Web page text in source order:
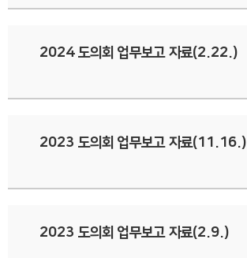
2024 도의회 업무보고 자료(2.22.)
2023 도의회 업무보고 자료(11.16.)
2023 도의회 업무보고 자료(2.9.)